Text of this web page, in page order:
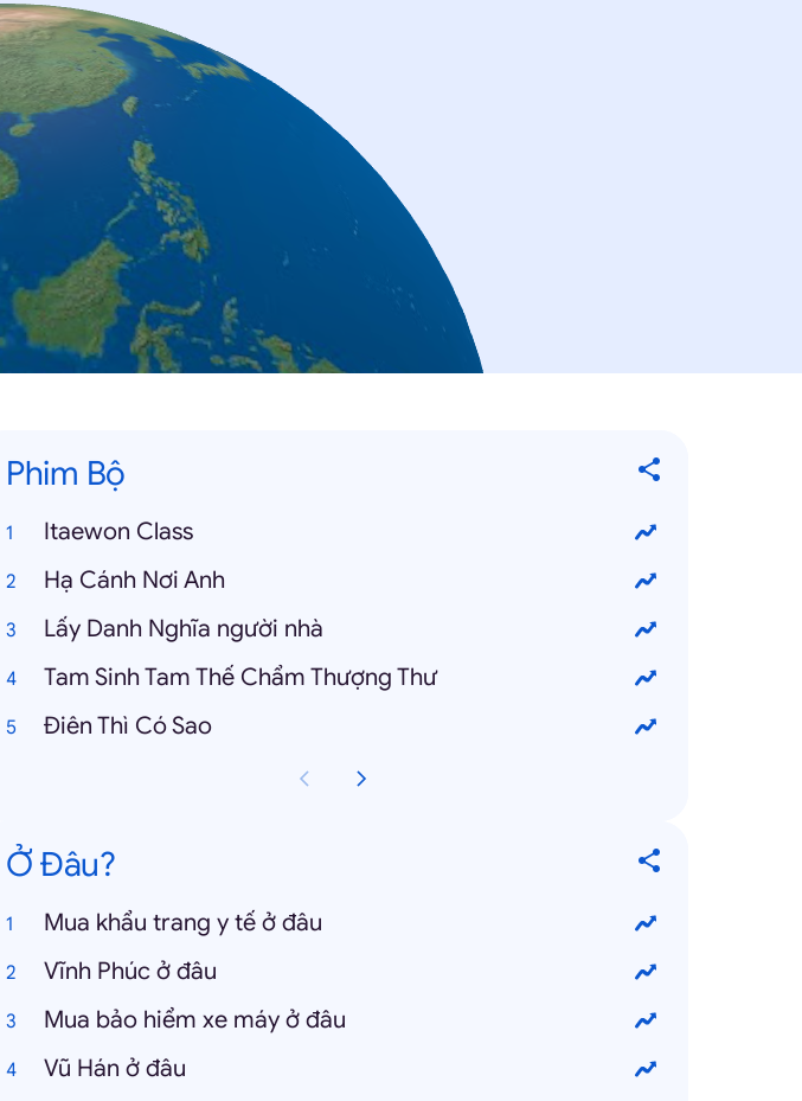
Phim Bộ
Itaewon Class
Hạ Cánh Nơi Anh
Lấy Danh Nghĩa người nhà
Tam Sinh Tam Thế Chẩm Thượng Thư
Điên Thì Có Sao
Ở Đâu?
Mua khẩu trang y tế ở đâu
Vĩnh Phúc ở đâu
Mua bảo hiểm xe máy ở đâu
Vũ Hán ở đâu